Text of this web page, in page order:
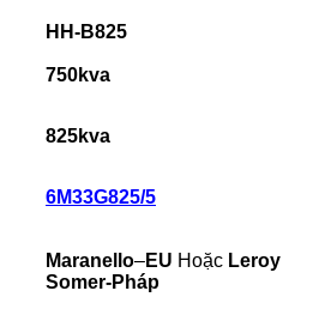
HH-B825
750kva
825kva
6M33G825/5
Maranello–EU Hoặc Leroy
Somer-Pháp